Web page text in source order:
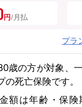
円
プラ
歳の方が対象、
の死亡保険です。
額は年齢・保険